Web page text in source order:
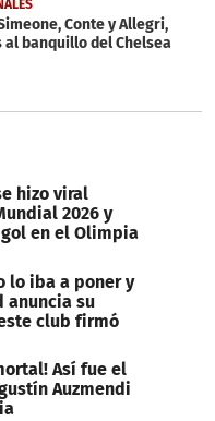
Conte y Allegri,
al banquillo del Chelsea
hizo viral
2026 y
en el Olimpia
lo iba a poner y
anuncia su
club firmó
Así fue el
Auzmendi